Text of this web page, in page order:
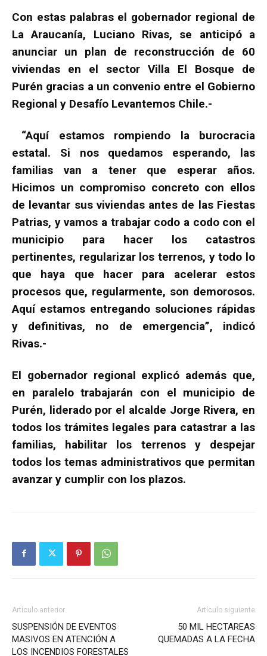
Con estas palabras el gobernador regional de
La Araucanía, Luciano Rivas, se anticipó a
anunciar un plan de reconstrucción de 60
viviendas en el sector Villa El Bosque de
Purén gracias a un convenio entre el Gobierno
Regional y Desafío Levantemos Chile.-
“Aquí estamos rompiendo la burocracia
estatal. Si nos quedamos esperando, las
familias van a tener que esperar años.
Hicimos un compromiso concreto con ellos
de levantar sus viviendas antes de las Fiestas
Patrias, y vamos a trabajar codo a codo con el
municipio para hacer los catastros
pertinentes, regularizar los terrenos, y todo lo
que haya que hacer para acelerar estos
procesos que, regularmente, son demorosos.
Aquí estamos entregando soluciones rápidas
y definitivas, no de emergencia”, indicó
Rivas.-
El gobernador regional explicó además que,
en paralelo trabajarán con el municipio de
Purén, liderado por el alcalde Jorge Rivera, en
todos los trámites legales para catastrar a las
familias, habilitar los terrenos y despejar
todos los temas administrativos que permitan
avanzar y cumplir con los plazos.
Artículo anterior
SUSPENSIÓN DE EVENTOS
MASIVOS EN ATENCIÓN A
LOS INCENDIOS FORESTALES
Artículo siguiente
50 MIL HECTAREAS
QUEMADAS A LA FECHA